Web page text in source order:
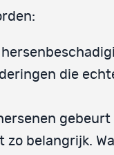
die
zo belangrijk.